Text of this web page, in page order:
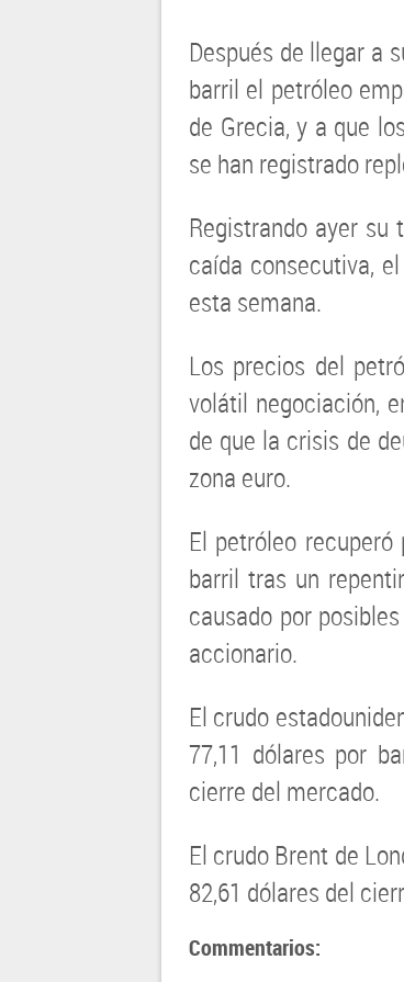
Después de llegar a
barril el petróleo
de Grecia, y a que
se han registrado
Registrando ayer
caída consecutiva,
esta semana.
Los precios del
volátil negociación,
de que la crisis de
zona euro.
El petróleo
barril tras un
causado por
accionario.
El crudo
77,11 dólares por
cierre del mercado.
El crudo Brent de
82,61 dólares del
Commentarios: